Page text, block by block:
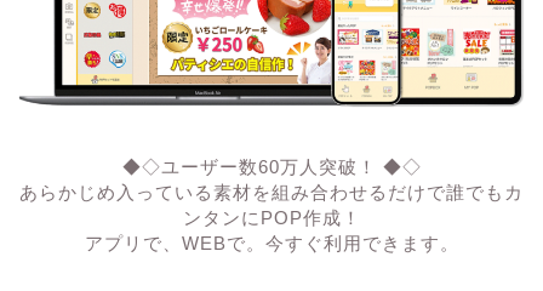
◆◇ユーザー数60万人突破！ ◆◇
あらかじめ入っている素材を組み合わせるだけで誰でもカ
ンタンにPOP作成！
アプリで、WEBで。今すぐ利用できます。